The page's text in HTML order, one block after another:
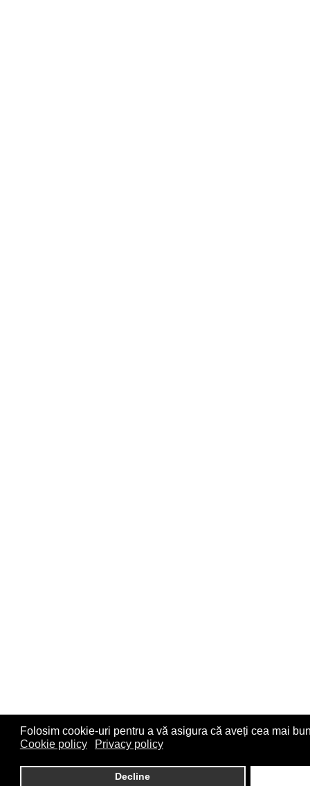
Folosim cookie-uri pentru a vă asigura că aveți cea mai
Cookie policy
Privacy policy
Decline